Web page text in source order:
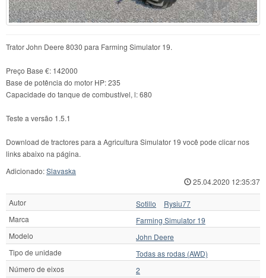
Trator John Deere 8030 para Farming Simulator 19.
Preço Base €: 142000
Base de potência do motor HP: 235
Capacidade do tanque de combustível, l: 680
Teste a versão 1.5.1
Download de tractores para a Agricultura Simulator 19 você pode clicar nos
links abaixo na página.
Adicionado:Slavaska
25.04.2020 12:35:37
Autor Sotillo
Rysiu77
Marca
Farming Simulator 19
Modelo
John Deere
Tipo de unidade
Todas as rodas (AWD)
Número de eixos
2